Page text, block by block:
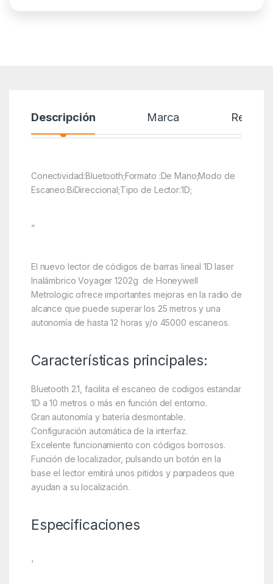
Descripción Marca Reseñas
Conectividad:Bluetooth;Formato :De Mano;Modo de
Escaneo:BiDireccional;Tipo de Lector:1D;
”
El nuevo lector de códigos de barras lineal 1D laser
Inalámbrico Voyager 1202g de Honeywell
Metrologic ofrece importantes mejoras en la radio de
alcance que puede superar los 25 metros y una
autonomía de hasta 12 horas y/o 45000 escaneos.
Características principales:
Bluetooth 2.1, facilita el escaneo de codigos estandar
1D a 10 metros o más en función del entorno.
Gran autonomía y batería desmontable.
Configuración automática de la interfaz.
Excelente funcionamiento con códigos borrosos.
Función de localizador, pulsando un botón en la
base el lector emitirá unos pitidos y parpadeos que
ayudan a su localización.
Especificaciones
‘